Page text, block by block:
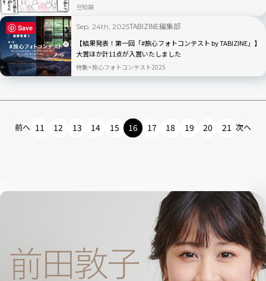
豆知識
Sep. 24th, 2025TABIZINE編集部
【結果発表！第一回「#旅心フォトコンテスト by TABIZINE」】
大賞ほか計11点が入賞いたしました
特集 旅心フォトコンテスト2025
前へ 11 12 13 14 15 16 17 18 19 20 21 次へ
Save